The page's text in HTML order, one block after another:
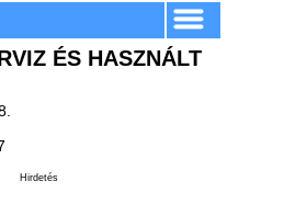
ÉS HASZNÁLT
Hirdetés